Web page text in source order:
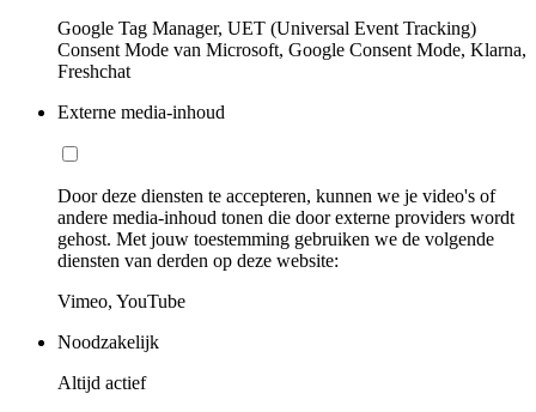
Google Tag Manager, UET (Universal Event Tracking)
Consent Mode van Microsoft, Google Consent Mode, Klarna,
Freshchat
Externe media-inhoud
Door deze diensten te accepteren, kunnen we je video's of
andere media-inhoud tonen die door externe providers wordt
gehost. Met jouw toestemming gebruiken we de volgende
diensten van derden op deze website:
Vimeo, YouTube
Noodzakelijk
Altijd actief